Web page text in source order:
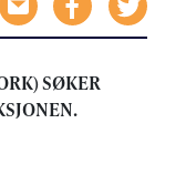
SØKER